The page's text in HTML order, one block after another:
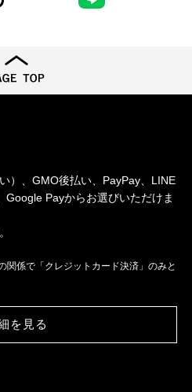
LINE
）、GMO後払い、PayPay、LINE
Google Payからお選びいただけま
係で「クレジットカード決済」のみと
を見る